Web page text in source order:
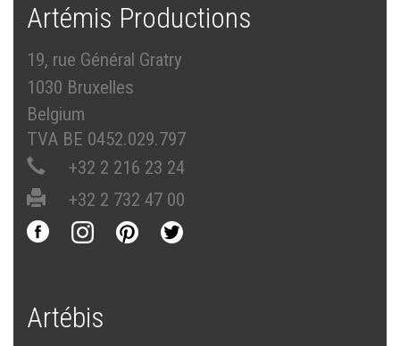
Artémis Productions
19, rue Général Gratry
1030 Bruxelles
Belgium
TVA BE 0452.029.797
+32 2 216 23 24
+32 2 732 47 00
Artébis